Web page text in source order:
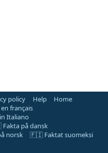
policy Help
Home
français
Italiano
på dansk
norsk
🇫🇮 Faktat suomeksi